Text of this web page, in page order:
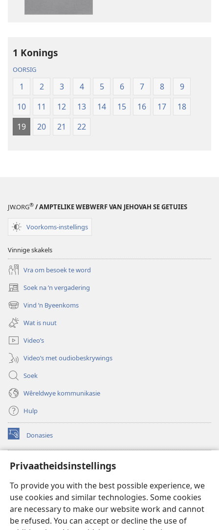
Privaatheidsinstellings
To provide you with the best possible experience, we
use cookies and similar technologies. Some cookies
are necessary to make our website work and cannot
be refused. You can accept or decline the use of
hersiening)
(2019-
hersiening)
1 Konings
OORSIG
1 2 3 4 5 6 7 8
9
10
11 12 13 14 15 16 17
18
19
20 21 22
JW.ORG® / AMPTELIKE WEBWERF VAN JEHOVAH SE GETUIES
Voorkoms-instellings
Vinnige skakels
Vra om besoek te word
Soek na ’n vergadering
(maak
nuwe
venster
oop)
Vind ’n Byeenkoms
(maak
nuwe
venster
oop)
Wat is nuut
Video’s
Video’s met oudiobeskrywings
Soek
Wêreldwye kommunikasie
Hulp
Donasies
(maak
nuwe
oop)
Wagtoring – AANLYN BIBLIOTEEK
(maak
venster
oop)
JW Hub
(maak
nuwe
venster
oop)
JW Library